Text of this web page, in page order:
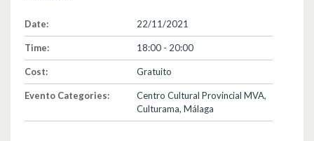
Date: 22/11/2021
Time: 18:00 - 20:00
Cost: Gratuito
Evento Categories: Centro Cultural Provincial MVA,
Culturama, Málaga